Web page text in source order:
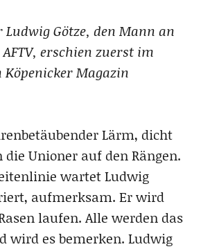
Ludwig Götze, den Mann an
erschien zuerst im
Köpenicker Magazin
Lärm, dicht
Unioner auf den Rängen.
wartet Ludwig
aufmerksam. Er wird
laufen. Alle werden das
wird es bemerken. Ludwig